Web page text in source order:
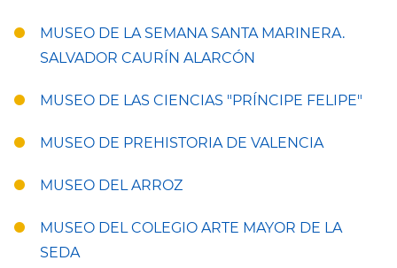
MUSEO DE LA SEMANA SANTA MARINERA.
SALVADOR CAURÍN ALARCÓN
MUSEO DE LAS CIENCIAS "PRÍNCIPE FELIPE"
MUSEO DE PREHISTORIA DE VALENCIA
MUSEO DEL ARROZ
MUSEO DEL COLEGIO ARTE MAYOR DE LA
SEDA